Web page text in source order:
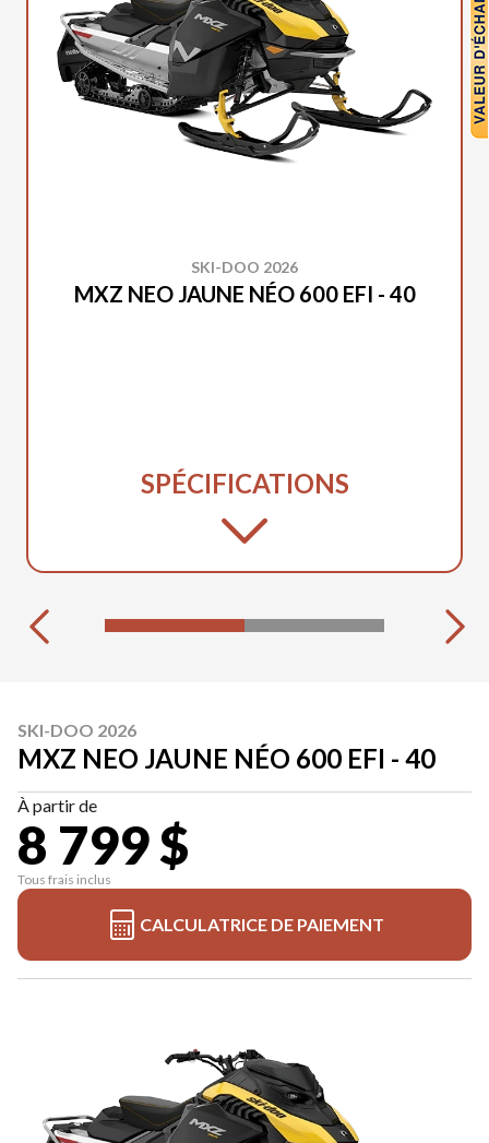
SKI-DOO 2026
MXZ NEO JAUNE NÉO 600 EFI - 40
SPÉCIFICATIONS
SKI-DOO 2026
MXZ NEO JAUNE NÉO 600 EFI - 40
À partir de
8 799 $
Tous frais inclus
CALCULATRICE DE PAIEMENT